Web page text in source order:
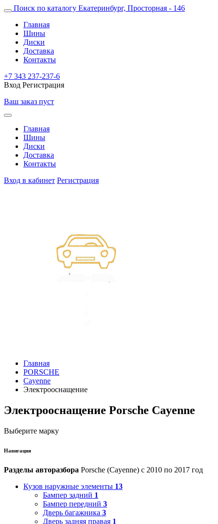
Поиск по каталогу Екатеринбург, Просторная - 146
Главная
Шины
Диски
Доставка
Контакты
+7 343 237-237-6
Вход Регистрация
Ваш заказ пуст
Главная
Шины
Диски
Доставка
Контакты
Вход в кабинет Регистрация
Главная
PORSCHE
Cayenne
Электрооснащение
Электрооснащение Porsche Cayenne
Выберите марку
Навигация
Разделы авторазбора Porsche (Cayenne) с 2010 по 2017 год
Кузов наружные элементы 13
Бампер задний 1
Бампер передний 3
Дверь багажника 3
Дверь задняя правая 1